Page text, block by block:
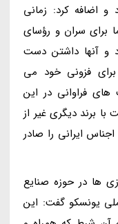
و اضافه کرد: زمانی
برای سران و رؤسای
و آنها داشتن دست
فزونی خود می
فراوانی در این
با برند دیگری غیر از
ایرانی را صادر
ها در حوزه صنایع
یونسکو گفت: این